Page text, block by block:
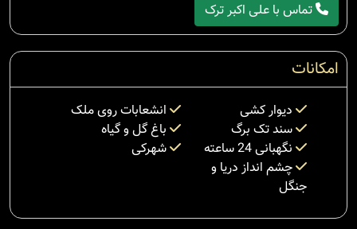
تماس با علی اکبر ترک
امکانات
دیوار کشی
انشعابات روی ملک
سند تک برگ
باغ گل و گیاه
نگهبانی 24 ساعته
شهرکی
چشم انداز دریا و
جنگل